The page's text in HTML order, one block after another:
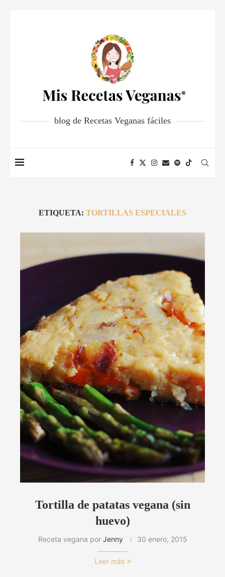
blog de Recetas Veganas fáciles
ETIQUETA: TORTILLAS ESPECIALES
Tortilla de patatas vegana (sin
huevo)
Receta vegana por Jenny 30 enero, 2015
Leer más